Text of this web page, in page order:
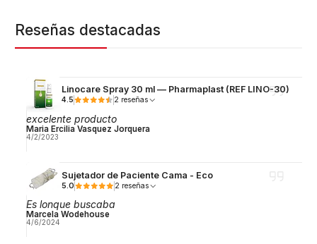
Reseñas destacadas
Linocare Spray 30 ml — Pharmaplast (REF LINO-30)
4.5 2 reseñas
excelente producto
Maria Ercilia Vasquez Jorquera
4/2/2023
Sujetador de Paciente Cama - Eco
5.0 2 reseñas
Es lonque buscaba
Marcela Wodehouse
4/6/2024